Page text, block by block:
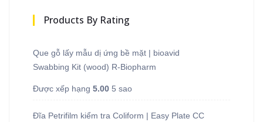
Products By Rating
Que gỗ lấy mẫu dị ứng bề mặt | bioavid
Swabbing Kit (wood) R-Biopharm
Được xếp hạng 5.00 5 sao
Đĩa Petrifilm kiểm tra Coliform | Easy Plate CC